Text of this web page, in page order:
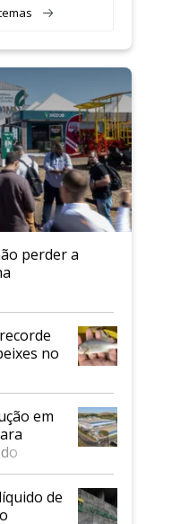
perder a
no
em
de